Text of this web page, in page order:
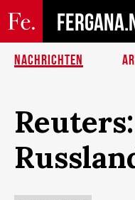
NACHRICHTEN